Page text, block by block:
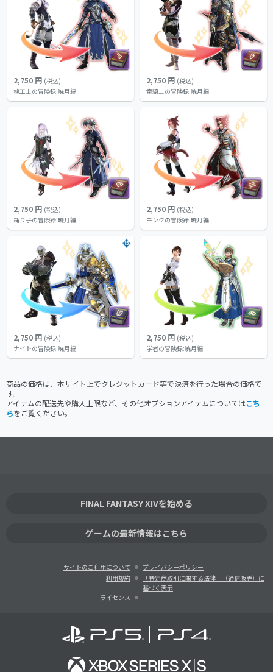
2,750 円 (税込)
機工士の冒険録:暁月編
2,750 円 (税込)
竜騎士の冒険録:暁月編
2,750 円 (税込)
踊り子の冒険録:暁月編
2,750 円 (税込)
モンクの冒険録:暁月編
15
2,750 円 (税込)
ナイトの冒険録:暁月編
2,750 円 (税込)
学者の冒険録:暁月編
商品の価格は、本サイト上でクレジットカード等で決済を行った場合の価格で
す。
アイテムの配送先や購入上限など、その他オプションアイテムについてはこち
らをご覧ください。
FINAL FANTASY XIVを始める
ゲームの最新情報はこちら
サイトのご利用について
プライバシーポリシー
利用規約
「特定商取引に関する法律」（通信販売）に
基づく表示
ライセンス